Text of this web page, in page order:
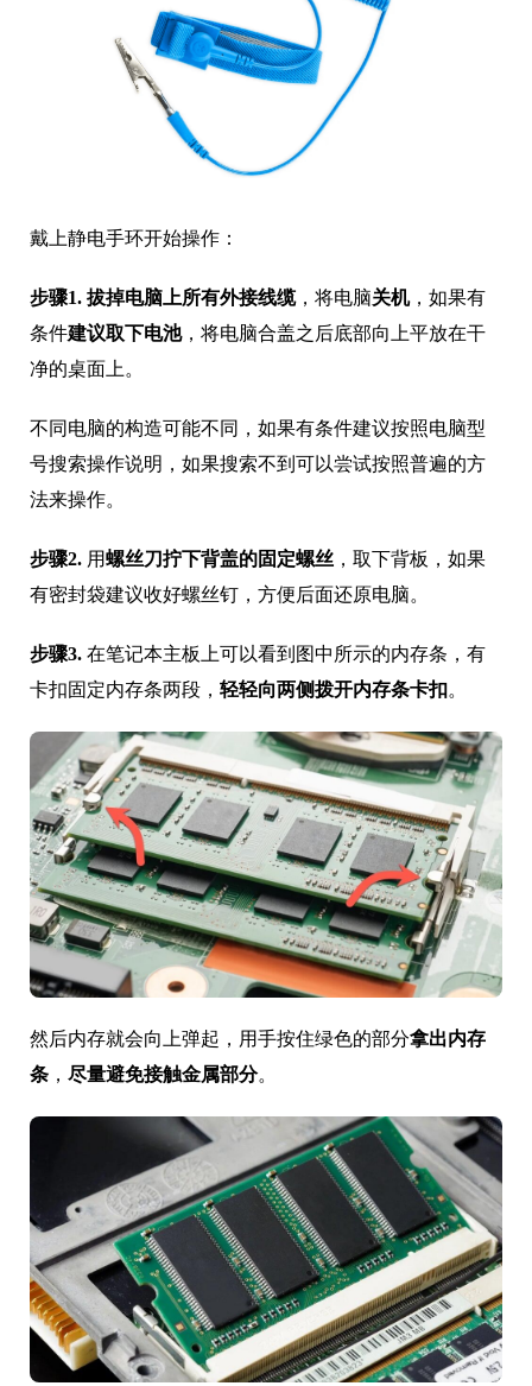
戴上静电手环开始操作：
步骤1. 拔掉电脑上所有外接线缆，将电脑关机，如果有
条件建议取下电池，将电脑合盖之后底部向上平放在干
净的桌面上。
不同电脑的构造可能不同，如果有条件建议按照电脑型
号搜索操作说明，如果搜索不到可以尝试按照普遍的方
法来操作。
步骤2. 用螺丝刀拧下背盖的固定螺丝 ，取下背板，如果
有密封袋建议收好螺丝钉，方便后面还原电脑。
步骤3. 在笔记本主板上可以看到图中所示的内存条，有
卡扣固定内存条两段， 轻轻向两侧拨开内存条卡扣。
然后内存就会向上弹起，用手按住绿色的部分拿出内存
条 ， 尽量避免接触金属部分。